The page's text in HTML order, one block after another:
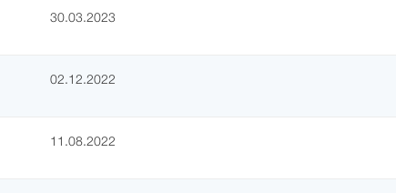
30.03.2023
02.12.2022
11.08.2022